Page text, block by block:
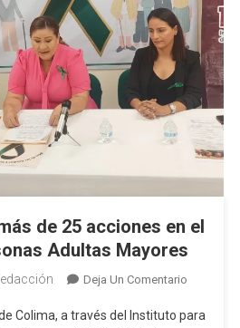
de 25 acciones en el
Adultas Mayores
Deja Un ComentarioEn
Realizará
Colima, a través del Instituto para